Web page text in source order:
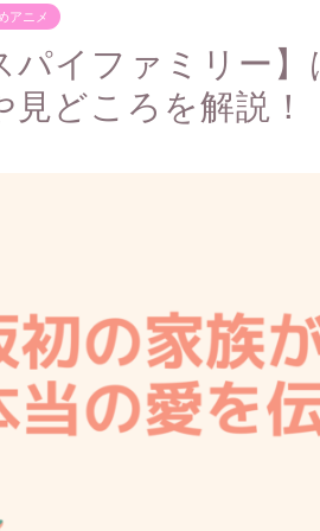
アニメ
パイファミリー
見どころを解説！